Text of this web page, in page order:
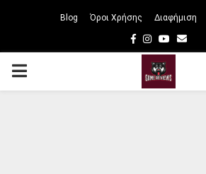
Blog Όροι Χρήσης Διαφήμιση
Facebook
Instagram
Youtube
Email
PRIMARY